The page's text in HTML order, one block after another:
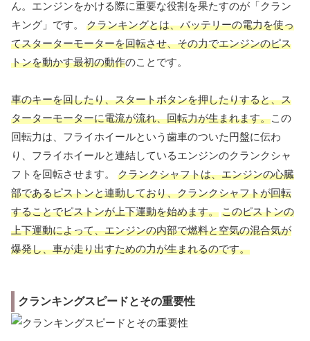
ん。エンジンをかける際に重要な役割を果たすのが「クラン
キング」です。 クランキングとは、バッテリーの電力を使っ
てスターターモーターを回転させ、その力でエンジンのピス
トンを動かす最初の動作のことです。
車のキーを回したり、スタートボタンを押したりすると、ス
ターターモーターに電流が流れ、回転力が生まれます。この
回転力は、フライホイールという歯車のついた円盤に伝わ
り、フライホイールと連結しているエンジンのクランクシャ
フトを回転させます。 クランクシャフトは、エンジンの心臓
部であるピストンと連動しており、クランクシャフトが回転
することでピストンが上下運動を始めます。 このピストンの
上下運動によって、エンジンの内部で燃料と空気の混合気が
爆発し、車が走り出すための力が生まれるのです。
クランキングスピードとその重要性